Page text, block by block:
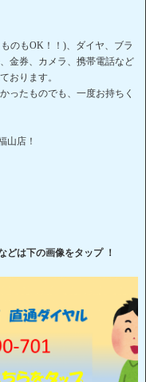
のもOK！！)、ダイヤ、ブラ
金券、カメラ、携帯電話など
おります。
ったものでも、一度お持ちく
山店！
どは下の画像をタップ ！